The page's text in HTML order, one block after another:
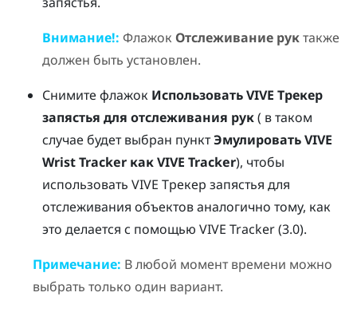
Внимание!: ФлажокОтслеживание руктакже
должен быть установлен.
Снимите флажок ИспользоватьVIVE Трекер
запястья для отслеживания рук( в таком
случае будет выбран пунктЭмулировать VIVE
Wrist Tracker как VIVE Tracker), чтобы
использоватьVIVE Трекер запястья для
отслеживания объектов аналогично тому, как
это делается с помощьюVIVE Tracker (3.0).
Примечание: В любой момент времени можно
выбрать только один вариант.